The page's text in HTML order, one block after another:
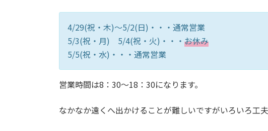
4/29(祝・木)～5/2(日)・・・通常営業
5/3(祝・月) 5/4(祝・火)・・・ お休み
5/5(祝・水)・・・通常営業
営業時間は8：30～18：30になります。
なかなか遠くへ出かけることが難しいですがいろいろ工